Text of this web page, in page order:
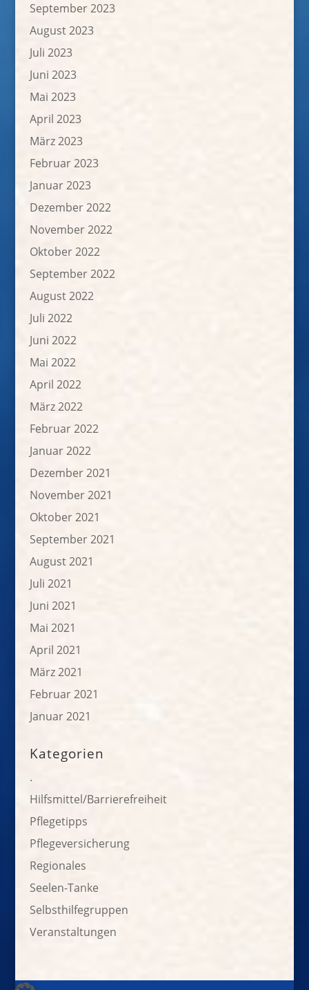
September 2023
August 2023
Juli 2023
Juni 2023
Mai 2023
April 2023
März 2023
Februar 2023
Januar 2023
Dezember 2022
November 2022
Oktober 2022
September 2022
August 2022
Juli 2022
Juni 2022
Mai 2022
April 2022
März 2022
Februar 2022
Januar 2022
Dezember 2021
November 2021
Oktober 2021
September 2021
August 2021
Juli 2021
Juni 2021
Mai 2021
April 2021
März 2021
Februar 2021
Januar 2021
Kategorien
.
Hilfsmittel/Barrierefreiheit
Pflegetipps
Pflegeversicherung
Regionales
Seelen-Tanke
Selbsthilfegruppen
Veranstaltungen